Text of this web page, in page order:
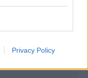
Privacy Policy